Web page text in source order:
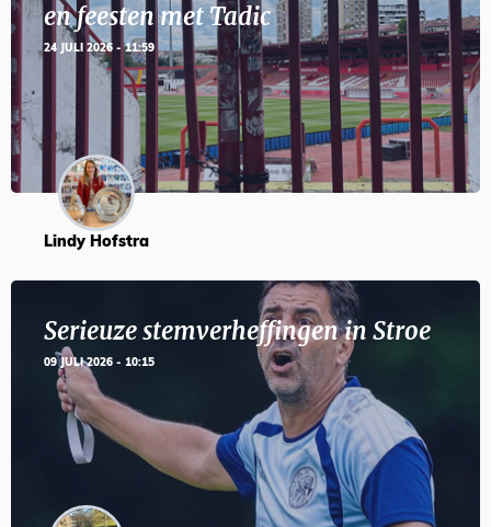
en feesten met Tadic
24 JULI 2026 - 11:59
Lindy Hofstra
Serieuze stemverheffingen in Stroe
09 JULI 2026 - 10:15